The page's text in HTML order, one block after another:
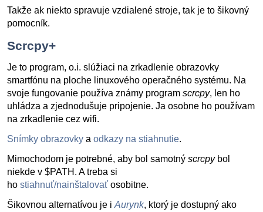
Takže ak niekto spravuje vzdialené stroje, tak je to šikovný
pomocník.
Scrcpy+
Je to program, o.i. slúžiaci na zrkadlenie obrazovky
smartfónu na ploche linuxového operačného systému. Na
svoje fungovanie používa známy program scrcpy, len ho
uhládza a zjednodušuje pripojenie. Ja osobne ho používam
na zrkadlenie cez wifi.
Snímky obrazovky a odkazy na stiahnutie.
Mimochodom je potrebné, aby bol samotný scrcpy bol
niekde v $PATH. A treba si
ho stiahnuť/nainštalovať osobitne.
Šikovnou alternatívou je i Aurynk, ktorý je dostupný ako